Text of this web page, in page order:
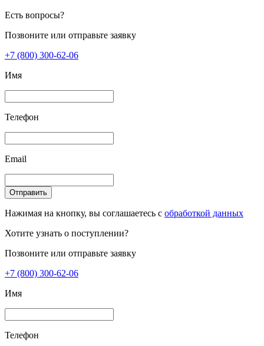
Есть вопросы?
Позвоните или отправьте заявку
+7 (800) 300-62-06
Имя
Телефон
Email
Отправить
Нажимая на кнопку, вы соглашаетесь с обработкой данных
Хотите узнать о поступлении?
Позвоните или отправьте заявку
+7 (800) 300-62-06
Имя
Телефон